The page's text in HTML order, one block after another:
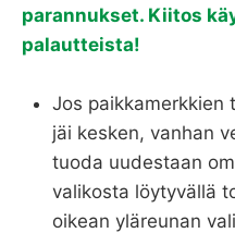
parannukset. Kiitos
palautteista!
Jos paikkamerkkien
jäi kesken, vanhan
tuoda uudestaan
valikosta löytyvällä
oikean yläreunan